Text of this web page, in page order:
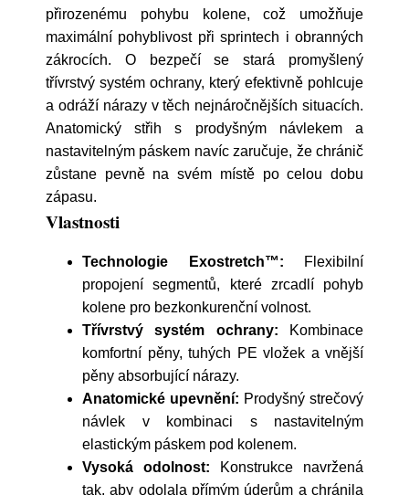
přirozenému pohybu kolene, což umožňuje
maximální pohyblivost při sprintech i obranných
zákrocích.
O bezpečí se stará promyšlený
třívrstvý systém ochrany, který efektivně pohlcuje
a odráží nárazy v těch nejnáročnějších situacích.
Anatomický střih s prodyšným návlekem a
nastavitelným páskem navíc zaručuje, že chránič
zůstane pevně na svém místě po celou dobu
zápasu.
Vlastnosti
Technologie Exostretch™: Flexibilní
propojení segmentů, které zrcadlí pohyb
kolene pro bezkonkurenční volnost.
Třívrstvý systém ochrany: Kombinace
komfortní pěny, tuhých PE vložek a vnější
pěny absorbující nárazy.
Anatomické upevnění: Prodyšný strečový
návlek v kombinaci s nastavitelným
elastickým páskem pod kolenem.
Vysoká odolnost: Konstrukce navržená
tak, aby odolala přímým úderům a chránila